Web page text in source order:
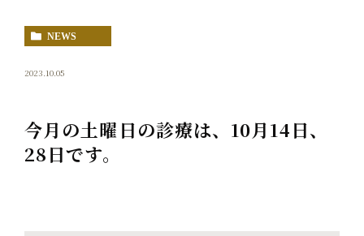
NEWS
2023.10.05
今月の土曜日の診療は、10月14日、
28日です。